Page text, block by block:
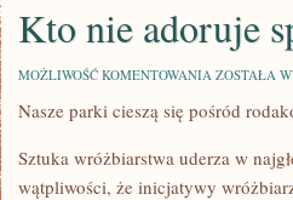
Kto nie adoruje
MOŻLIWOŚĆ KOMENTOWANIA KTO
ADORUJE
POLSKICH
PARKACH
ZOSTAŁA
Nasze parki cieszą się pośród
Sztuka wróżbiarstwa uderza w
wątpliwości, że inicjatywy